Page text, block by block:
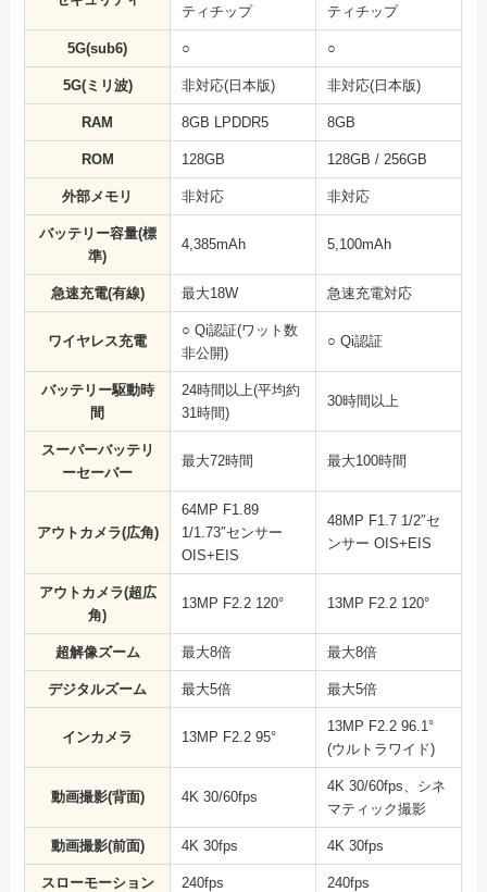
ティチップ ティチップ
5G(sub6) ○ ○
5G(ミリ波) 非対応(日本版) 非対応(日本版)
RAM 8GB LPDDR5 8GB
ROM 128GB 128GB / 256GB
外部メモリ 非対応 非対応
バッテリー容量(標
準)
4,385mAh 5,100mAh
急速充電(有線) 最大18W 急速充電対応
ワイヤレス充電
○ Qi認証(ワット数
非公開)
○ Qi認証
バッテリー駆動時
間
24時間以上(平均約
31時間)
30時間以上
スーパーバッテリ
ーセーバー
最大72時間 最大100時間
アウトカメラ(広角)
64MP F1.89
1/1.73″センサー
OIS+EIS
48MP F1.7 1/2″セ
ンサー OIS+EIS
アウトカメラ(超広
角)
13MP F2.2 120° 13MP F2.2 120°
超解像ズーム 最大8倍 最大8倍
デジタルズーム 最大5倍 最大5倍
インカメラ 13MP F2.2 95°
13MP F2.2 96.1°
(ウルトラワイド)
動画撮影(背面) 4K 30/60fps
4K 30/60fps、シネ
マティック撮影
動画撮影(前面) 4K 30fps 4K 30fps
スローモーション 240fps 240fps